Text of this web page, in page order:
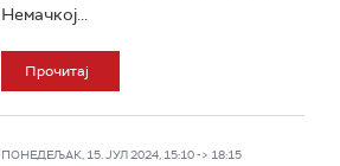
Немачкој...
Прочитај
ПОНЕДЕЉАК, 15. ЈУЛ 2024, 15:10 -> 18:15